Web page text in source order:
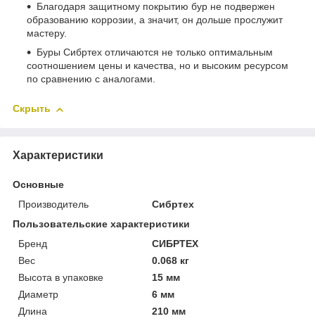
Благодаря защитному покрытию бур не подвержен
образованию коррозии, а значит, он дольше прослужит
мастеру.
Буры Сибртех отличаются не только оптимальным
соотношением цены и качества, но и высоким ресурсом
по сравнению с аналогами.
Скрыть
Характеристики
Основные
Производитель
Сибртех
Пользовательские характеристики
Бренд
СИБРТЕХ
Вес
0.068 кг
Высота в упаковке
15 мм
Диаметр
6 мм
Длина
210 мм